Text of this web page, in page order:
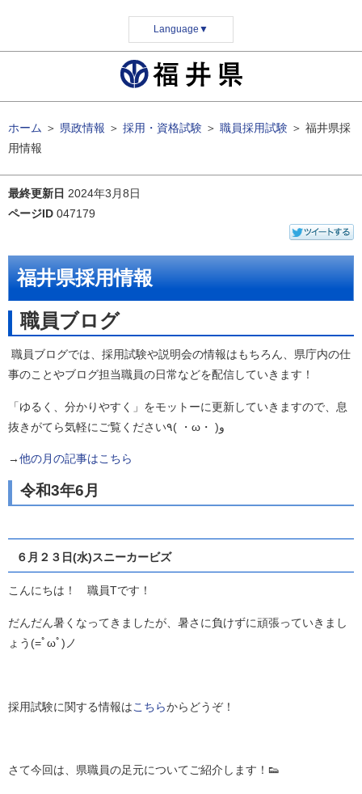
Language ▼
ホーム ＞ 県政情報 ＞ 採用・資格試験 ＞ 職員採用試験 ＞ 福井県採
用情報
最終更新日 2024年3月8日
ページID 047179
福井県採用情報
職員ブログ
職員ブログでは、採用試験や説明会の情報はもちろん、県庁内の仕
事のことやブログ担当職員の日常などを配信していきます！
「ゆるく、分かりやすく」をモットーに更新していきますので、息
抜きがてら気軽にご覧ください٩( ・ω・ )و
→他の月の記事はこちら
令和3年6月
６月２３日(水)スニーカービズ
こんにちは！ 職員Tです！
だんだん暑くなってきましたが、暑さに負けずに頑張っていきまし
ょう(=ﾟωﾟ)ノ
採用試験に関する情報はこちらからどうぞ！
さて今回は、県職員の足元についてご紹介します！👟